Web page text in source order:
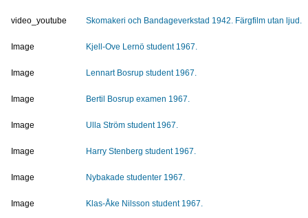
video_youtube Skomakeri och Bandageverkstad 1942. Färgfilm utan ljud.
Image Kjell-Ove Lernö student 1967.
Image Lennart Bosrup student 1967.
Image Bertil Bosrup examen 1967.
Image Ulla Ström student 1967.
Image Harry Stenberg student 1967.
Image Nybakade studenter 1967.
Image Klas-Åke Nilsson student 1967.